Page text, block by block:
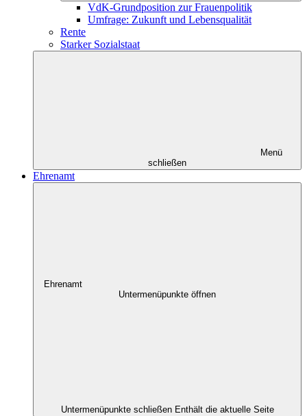
VdK-Grundposition zur Frauenpolitik
Umfrage: Zukunft und Lebensqualität
Rente
Starker Sozialstaat
Menü
schließen
Ehrenamt
Ehrenamt
Untermenüpunkte öffnen
Untermenüpunkte schließen Enthält die aktuelle Seite